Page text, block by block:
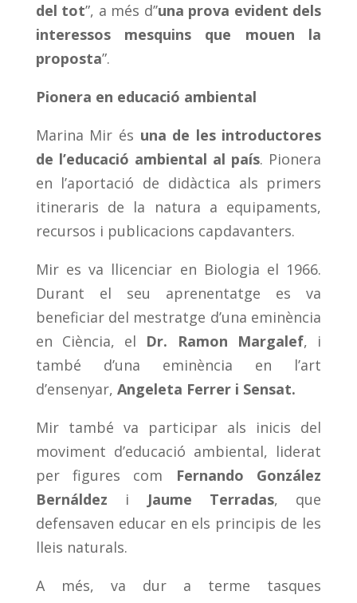
del tot”, a més d’’una prova evident dels
interessos mesquins que mouen la
proposta”.
Pionera en educació ambiental
Marina Mir és una de les introductores
de l’educació ambiental al país. Pionera
en l’aportació de didàctica als primers
itineraris de la natura a equipaments,
recursos i publicacions capdavanters.
Mir es va llicenciar en Biologia el 1966.
Durant el seu aprenentatge es va
beneficiar del mestratge d’una eminència
en Ciència, el Dr. Ramon Margalef, i
també d’una eminència en l’art
d’ensenyar, Angeleta Ferrer i Sensat.
Mir també va participar als inicis del
moviment d’educació ambiental, liderat
per figures com Fernando González
Bernáldez i Jaume Terradas, que
defensaven educar en els principis de les
lleis naturals.
A més, va dur a terme tasques